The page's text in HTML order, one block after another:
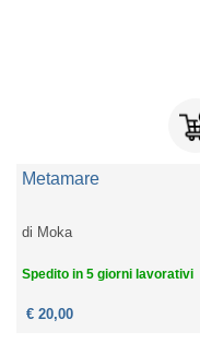
Metamare
di Moka
Spedito in 5 giorni lavorativi
€ 20,00